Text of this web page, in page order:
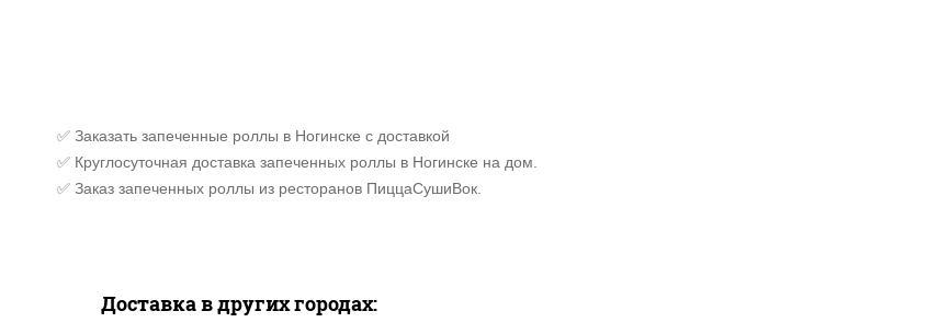
✅ Заказать запеченные роллы в Ногинске с доставкой
✅ Круглосуточная доставка запеченных роллы в Ногинске на дом.
✅ Заказ запеченных роллы из ресторанов ПиццаСушиВок.
Доставка в других городах: